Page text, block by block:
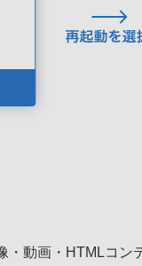
・動画・HTMLコ